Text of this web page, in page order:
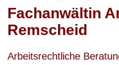
Fachanwältin
Remscheid
Arbeitsrechtliche